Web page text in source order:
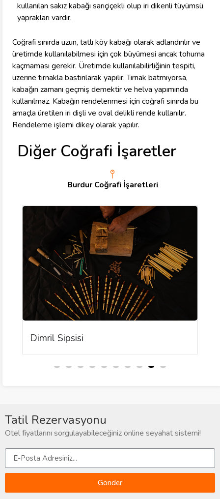
kullanılan sakız kabağı sarıçiçekli olup iri dikenli tüyümsü
yaprakları vardır.
Coğrafi sınırda uzun, tatlı köy kabağı olarak adlandırılır ve
üretimde kullanılabilmesi için çok büyümesi ancak tohuma
kaçmaması gerekir. Üretimde kullanılabilirliğinin tespiti,
üzerine tırnakla bastırılarak yapılır. Tırnak batmıyorsa,
kabağın zamanı geçmiş demektir ve helva yapımında
kullanılmaz. Kabağın rendelenmesi için coğrafi sınırda bu
amaçla üretilen iri dişli ve oval delikli rende kullanılır.
Rendeleme işlemi dikey olarak yapılır.
Diğer Coğrafi İşaretler
Burdur Coğrafi İşaretleri
Dimril Sipsisi
Tatil Rezervasyonu
Otel fiyatlarını sorgulayabileceğiniz online seyahat sistemi!
Gönder